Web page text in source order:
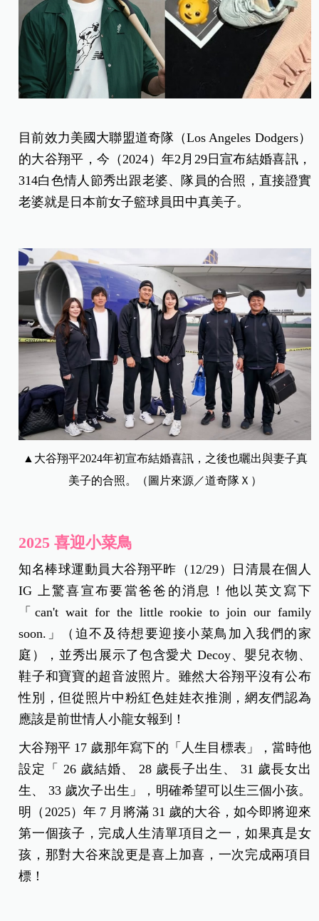
目前效力美國大聯盟道奇隊（Los Angeles Dodgers）
的大谷翔平，今（2024）年2月29日宣布結婚喜訊，
314白色情人節秀出跟老婆、隊員的合照，直接證實
老婆就是日本前女子籃球員田中真美子。
▲大谷翔平2024年初宣布結婚喜訊，之後也曬出與妻子真
美子的合照。（圖片來源／道奇隊Ｘ）
2025 喜迎小菜鳥
知名棒球運動員大谷翔平昨（12/29）日清晨在個人
IG 上驚喜宣布要當爸爸的消息！他以英文寫下
「can't wait for the little rookie to join our family
soon.」（迫不及待想要迎接小菜鳥加入我們的家
庭），並秀出展示了包含愛犬 Decoy、嬰兒衣物、
鞋子和寶寶的超音波照片。 雖然大谷翔平沒有公布
性別，但從照片中粉紅色娃娃衣推測，網友們認為
應該是前世情人小龍女報到！
大谷翔平 17 歲那年寫下的「人生目標表」，當時他
設定「 26 歲結婚、 28 歲長子出生、 31 歲長女出
生、 33 歲次子出生」，明確希望可以生三個小孩。
明（2025）年 7 月將滿 31 歲的大谷，如今即將迎來
第一個孩子，完成人生清單項目之一，如果真是女
孩，那對大谷來說更是喜上加喜，一次完成兩項目
標！